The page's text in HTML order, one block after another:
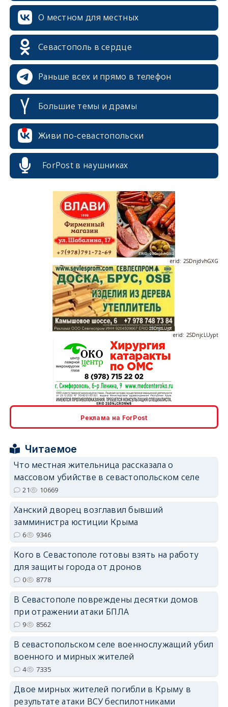
О местном для местных
Севастополь в сердце
Раньше всех и прямо в телефон
Большие темы и драмы
Живи по-севастопольски
ForPost в наушниках
erid: 2SDnjdvhGXG
erid: 2SDnjcLUypt
erid: 2SDnjcrDNw6
erid: 2SDnjdvhGXG
Реклама на ForPost
Читаемое
Что местная жительница рассказала о
массовом убийстве в севастопольском селе
21 10669
Ханский дворец возглавил бывший
замминистра юстиции Крыма
6 9346
Кого в Севастополе готовы взять на работу
для защиты города от дронов
0 8778
В Севастополе повреждены десятки домов
при отражении атаки БПЛА
9 8562
В севастопольском селе военнослужащий убил
военного и мирных жителей
4 7335
Двое мирных жителей погибли в Крыму в
результате атаки ВСУ беспилотниками